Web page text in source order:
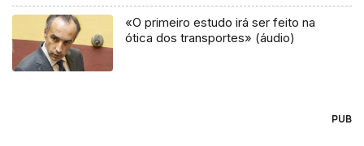
«O primeiro estudo irá ser feito na
ótica dos transportes» (áudio)
PUB